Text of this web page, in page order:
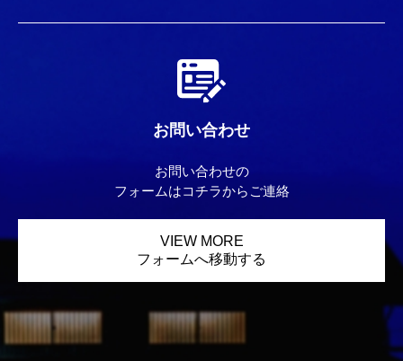
お問い合わせ
お問い合わせの
フォームはコチラからご連絡
VIEW MORE
フォームへ移動する